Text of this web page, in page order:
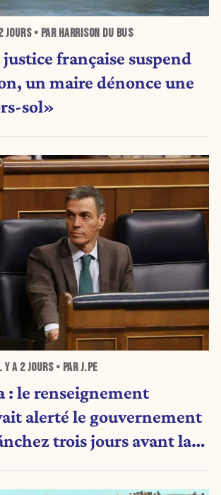
JOURS• PAR HARRISON DU BUS
française suspend
un maire dénonce une
sol»
Y A 2 JOURS• PAR J.PE
: le renseignement
alerté le gouvernement
trois jours avant la